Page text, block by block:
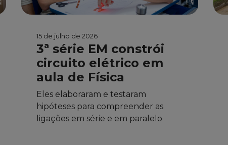
15 de julho de 2026
3ª série EM constrói
circuito elétrico em
aula de Física
Eles elaboraram e testaram
hipóteses para compreender as
ligações em série e em paralelo